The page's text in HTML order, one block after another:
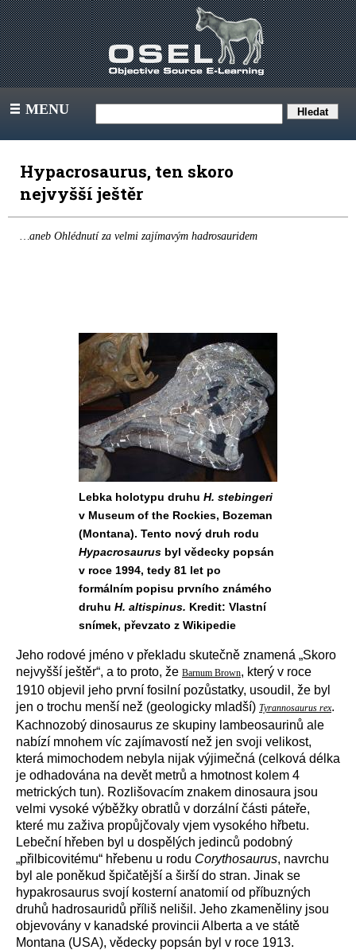
III MENU
Hypacrosaurus, ten skoro
nejvyšší ještěr
…aneb Ohlédnutí za velmi zajímavým hadrosauridem
Lebka holotypu druhu H. stebingeri
v Museum of the Rockies, Bozeman
(Montana). Tento nový druh rodu
Hypacrosaurus byl vědecky popsán
v roce 1994, tedy 81 let po
formálním popisu prvního známého
druhu H. altispinus. Kredit: Vlastní
snímek, převzato z Wikipedie
Jeho rodové jméno v překladu skutečně znamená „Skoro
nejvyšší ještěr“, a to proto, že Barnum Brown, který v roce
1910 objevil jeho první fosilní pozůstatky, usoudil, že byl
jen o trochu menší než (geologicky mladší) Tyrannosaurus rex.
Kachnozobý dinosaurus ze skupiny lambeosaurinů ale
nabízí mnohem víc zajímavostí než jen svoji velikost,
která mimochodem nebyla nijak výjimečná (celková délka
je odhadována na devět metrů a hmotnost kolem 4
metrických tun). Rozlišovacím znakem dinosaura jsou
velmi vysoké výběžky obratlů v dorzální části páteře,
které mu zaživa propůjčovaly vjem vysokého hřbetu.
Lebeční hřeben byl u dospělých jedinců podobný
„přilbicovitému“ hřebenu u rodu Corythosaurus, navrchu
byl ale poněkud špičatější a širší do stran. Jinak se
hypakrosaurus svojí kosterní anatomií od příbuzných
druhů hadrosauridů příliš nelišil. Jeho zkameněliny jsou
objevovány v kanadské provincii Alberta a ve státě
Montana (USA), vědecky popsán byl v roce 1913.